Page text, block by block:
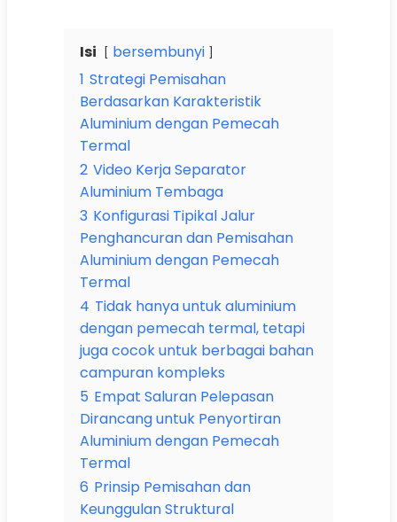
Isi
bersembunyi
1 Strategi Pemisahan
Berdasarkan Karakteristik
Aluminium dengan Pemecah
Termal
2 Video Kerja Separator
Aluminium Tembaga
3 Konfigurasi Tipikal Jalur
Penghancuran dan Pemisahan
Aluminium dengan Pemecah
Termal
4 Tidak hanya untuk aluminium
dengan pemecah termal, tetapi
juga cocok untuk berbagai bahan
campuran kompleks
5 Empat Saluran Pelepasan
Dirancang untuk Penyortiran
Aluminium dengan Pemecah
Termal
6 Prinsip Pemisahan dan
Keunggulan Struktural